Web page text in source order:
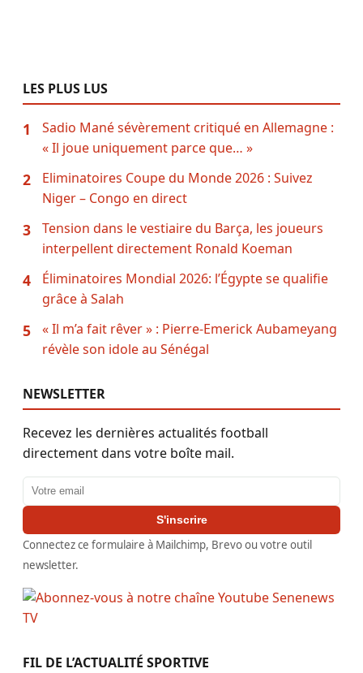
LES PLUS LUS
1
Sadio Mané sévèrement critiqué en Allemagne :
« Il joue uniquement parce que… »
2
Eliminatoires Coupe du Monde 2026 : Suivez
Niger – Congo en direct
3
Tension dans le vestiaire du Barça, les joueurs
interpellent directement Ronald Koeman
4
Éliminatoires Mondial 2026: l’Égypte se qualifie
grâce à Salah
5
« Il m’a fait rêver » : Pierre-Emerick Aubameyang
révèle son idole au Sénégal
NEWSLETTER
Recevez les dernières actualités football
directement dans votre boîte mail.
Adresse email
S'inscrire
Connectez ce formulaire à Mailchimp, Brevo ou votre outil
newsletter.
FIL DE L’ACTUALITÉ SPORTIVE